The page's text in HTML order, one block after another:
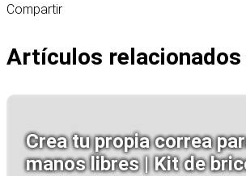
Compartir
Artículos relacionados
Crea tu propia correa
manos libres | Kit de